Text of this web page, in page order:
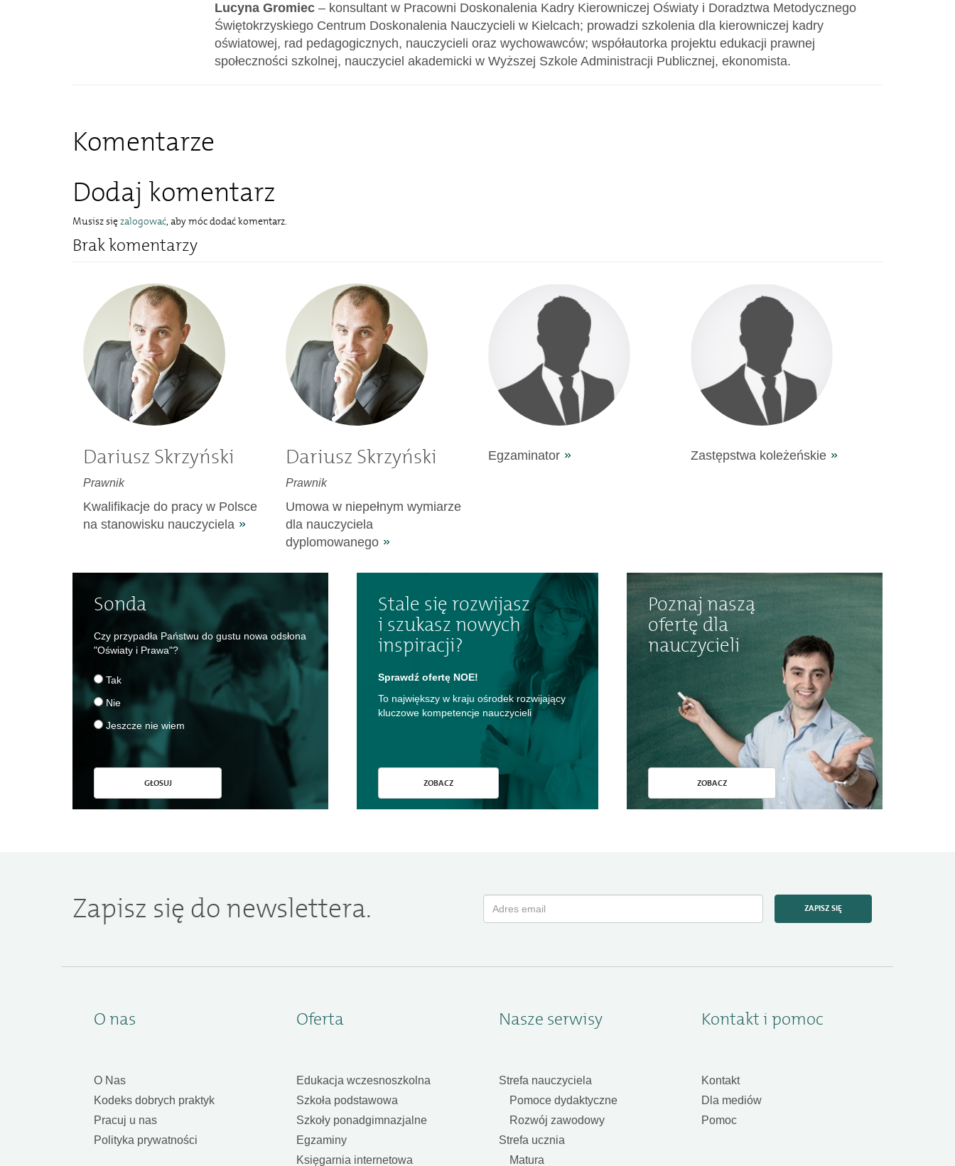
Lucyna Gromiec – konsultant w Pracowni Doskonalenia Kadry Kierowniczej Oświaty i Doradztwa Metodycznego
Świętokrzyskiego Centrum Doskonalenia Nauczycieli w Kielcach; prowadzi szkolenia dla kierowniczej kadry
oświatowej, rad pedagogicznych, nauczycieli oraz wychowawców; współautorka projektu edukacji prawnej
społeczności szkolnej, nauczyciel akademicki w Wyższej Szkole Administracji Publicznej, ekonomista.
Komentarze
Dodaj komentarz
Musisz sięzalogować, aby móc dodać komentarz.
Brak komentarzy
Dariusz Skrzyński
Prawnik
Kwalifikacje do pracy w Polsce
na stanowisku nauczyciela
Dariusz Skrzyński
Prawnik
Umowa w niepełnym wymiarze
dla nauczyciela
dyplomowanego
Egzaminator Zastępstwa koleżeńskie
Sonda
Czy przypadła Państwu do gustu nowa odsłona
"Oświaty i Prawa"?
Tak
Nie
Jeszcze nie wiem
GŁOSUJ
Stale się rozwijasz
i szukasz nowych
inspiracji?
Sprawdź ofertę NOE!
To największy w kraju ośrodek rozwijający
kluczowe kompetencje nauczycieli
ZOBACZ
Poznaj naszą
ofertę dla
nauczycieli
ZOBACZ
Zapisz się do newslettera. ZAPISZ SIĘ
O nas
O Nas
Kodeks dobrych praktyk
Pracuj u nas
Polityka prywatności
Oferta
Edukacja wczesnoszkolna
Szkoła podstawowa
Szkoły ponadgimnazjalne
Egzaminy
Księgarnia internetowa
Nasze serwisy
Strefa nauczyciela
Pomoce dydaktyczne
Rozwój zawodowy
Strefa ucznia
Matura
Kontakt i pomoc
Kontakt
Dla mediów
Pomoc